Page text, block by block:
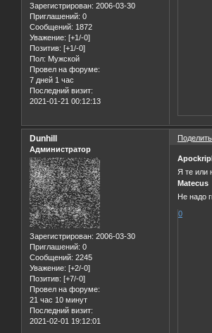
Зарегистрирован: 2006-03-30
Приглашений: 0
Сообщений: 1872
Уважение: [+1/-0]
Позитив: [+1/-0]
Пол: Мужской
Провел на форуме:
7 дней 1 час
Последний визит:
2021-01-21 00:12:13
Dunhill
Администратор
Зарегистрирован: 2006-03-30
Приглашений: 0
Сообщений: 2245
Уважение: [+2/-0]
Позитив: [+7/-0]
Провел на форуме:
21 час 10 минут
Последний визит:
2021-02-01 19:12:01
Я те или
Matecus
Не надо
0